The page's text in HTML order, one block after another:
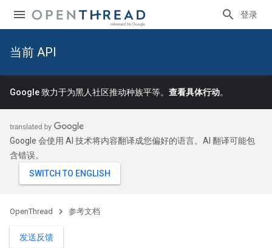
登录
当前 API
Google 致力于为黑人社区推动种族平等。 查看具体行动。
Google 会使用 AI 技术将内容翻译成您偏好的语言。AI 翻译可能包
含错误。
OpenThread 参考文档
发送反馈